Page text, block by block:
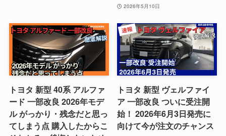
2026年5月10日
トヨタ 新型 40系 アルファ
ード 一部改良 2026年モデ
ル がっかり・残念だと思っ
てしまう点 購入したからこ
トヨタ 新型 ヴェルファイ
ア 一部改良 ついに受注開
始！ 2026年6月3日発売に
向けて今が注文のチャンス